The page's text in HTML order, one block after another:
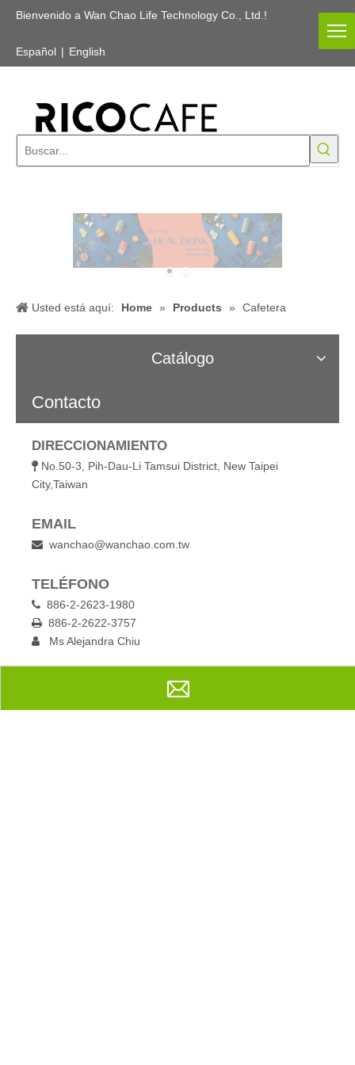
Bienvenido a Wan Chao Life Technology Co., Ltd.!
Español | English
Usted está aquí: Home » Products » Cafetera
Catálogo
Contacto
DIRECCIONAMIENTO
 No.50-3, Pih-Dau-Li Tamsui District, New Taipei
City,Taiwan
EMAIL
 wanchao@wanchao.com.tw
TELÉFONO
 886-2-2623-1980
 886-2-2622-3757
 Ms Alejandra Chiu
Cafetera